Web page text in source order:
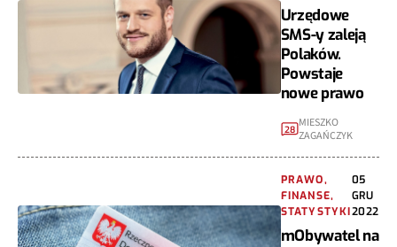
Urzędowe
SMS-y zaleją
Polaków.
Powstaje
nowe prawo
28 MIESZKO
ZAGAŃCZYK
PRAWO,
FINANSE,
STATYSTYKI
05
GRU
2022
mObywatel na